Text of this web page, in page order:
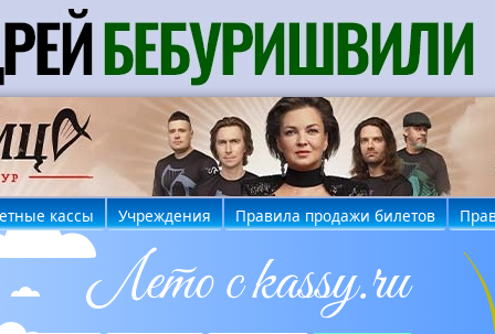
кассы Учреждения Правила продажи билетов